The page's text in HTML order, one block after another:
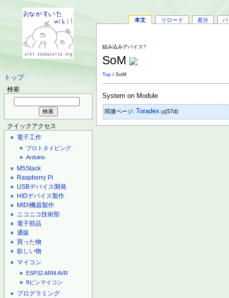
トップ
検索
クイックアクセス
電子工作
プロトタイピング
Arduino
M5Stack
Raspberry Pi
USBデバイス開発
HIDデバイス製作
MIDI機器製作
ニコニコ技術部
電子部品
通販
買った物
欲しい物
マイコン
ESP32ARMAVR
8ピンマイコン
プログラミング
本文 リロード 差分 バ
組み込みデバイス?
SoM
Top / SoM
System on Module
関連ページ: Toradex [1](57d)